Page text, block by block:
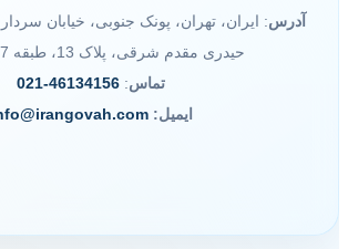
آدرس: ایران، تهران، پونک جنوبی، خیابان سردار
حیدری مقدم شرقی، پلاک 13، طبقه 7، واحد 26
تماس:
46134156-021
ایمیل: